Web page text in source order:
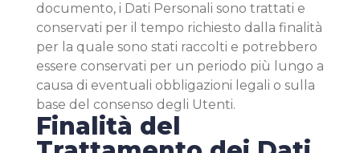
documento, i Dati Personali sono trattati e
conservati per il tempo richiesto dalla finalità
per la quale sono stati raccolti e potrebbero
essere conservati per un periodo più lungo a
causa di eventuali obbligazioni legali o sulla
base del consenso degli Utenti.
Finalità del